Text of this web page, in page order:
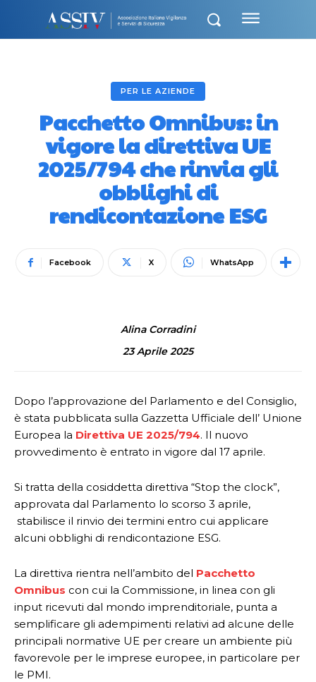
PER LE AZIENDE
Pacchetto Omnibus: in
vigore la direttiva UE
2025/794 che rinvia gli
obblighi di
rendicontazione ESG
Facebook X WhatsApp
Alina Corradini
23 Aprile 2025
Dopo l’approvazione del Parlamento e del Consiglio,
è stata pubblicata sulla Gazzetta Ufficiale dell’ Unione
Europea la Direttiva UE 2025/794. Il nuovo
provvedimento è entrato in vigore dal 17 aprile.
Si tratta della cosiddetta direttiva “Stop the clock”,
approvata dal Parlamento lo scorso 3 aprile,
stabilisce il rinvio dei termini entro cui applicare
alcuni obblighi di rendicontazione ESG.
La direttiva rientra nell’ambito del Pacchetto
Omnibus con cui la Commissione, in linea con gli
input ricevuti dal mondo imprenditoriale, punta a
semplificare gli adempimenti relativi ad alcune delle
principali normative UE per creare un ambiente più
favorevole per le imprese europee, in particolare per
le PMI.